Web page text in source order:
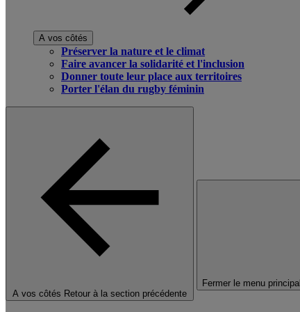
A vos côtés
Préserver la nature et le climat
Faire avancer la solidarité et l'inclusion
Donner toute leur place aux territoires
Porter l'élan du rugby féminin
A vos côtés Retour à la section précédente
Fermer le menu principal